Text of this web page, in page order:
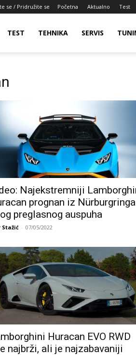
se / Pridružite se Početna Aktualno Test
TEST TEHNIKA SERVIS
Najekstremniji
prognan iz Nürburgringa
preglasnog auspuha
Stažić - 07/05/2022
Huracan EVO RWD
najbrži, ali je najzabavaniji